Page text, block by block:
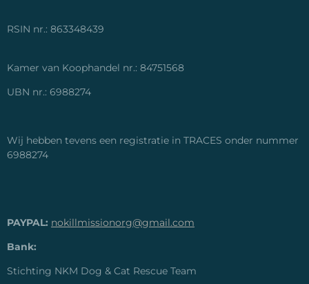
RSIN nr.: 863348439
Kamer van Koophandel nr.: 84751568
UBN nr.: 6988274
Wij hebben tevens een registratie in TRACES onder nummer
6988274
PAYPAL: nokillmissionorg@gmail.com
Bank:
Stichting NKM Dog & Cat Rescue Team